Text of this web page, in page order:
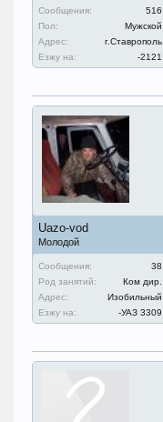
Сообщения:
516
Пол:
Мужской
Адрес:
г.Ставрополь
Езжу на:
-2121
Uazo-vod
Молодой
Сообщения:
38
Род занятий:
Ком дир.
Адрес:
Изобильный
Езжу на:
-УАЗ 3309